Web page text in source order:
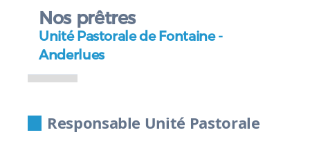
Nos prêtres
Unité Pastorale de Fontaine -
Anderlues
Responsable Unité Pastorale